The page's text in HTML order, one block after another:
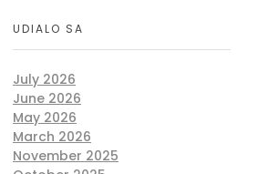
UDIALO SA
July 2026
June 2026
May 2026
March 2026
November 2025